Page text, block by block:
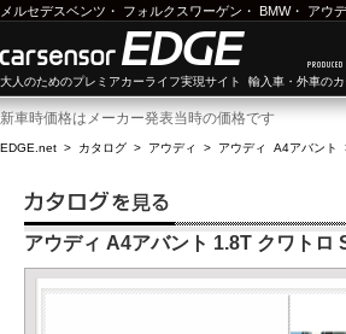
メルセデスベンツ ・ フォルクスワーゲン ・ BMW・ アウ
大人のためのプレミアカーライフ実現サイト 輸入車・外車の
新車時価格はメーカー発表当時の価格です
EDGE.net > カタログ > アウディ > アウディ A4アバント
アウディ A4アバント 1.8T クワトロ